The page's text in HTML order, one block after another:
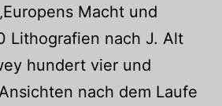
Macht und
Lithografien nach J. Alt
hundert vier und
nach dem Laufe